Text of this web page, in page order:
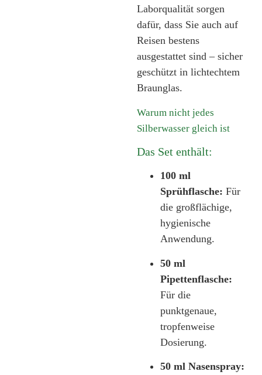
Laborqualität sorgen
dafür, dass Sie auch auf
Reisen bestens
ausgestattet sind – sicher
geschützt in lichtechtem
Braunglas.
Warum nicht jedes
Silberwasser gleich ist
Das Set enthält:
100 ml
Sprühflasche: Für
die großflächige,
hygienische
Anwendung.
50 ml
Pipettenflasche:
Für die
punktgenaue,
tropfenweise
Dosierung.
50 ml Nasenspray: